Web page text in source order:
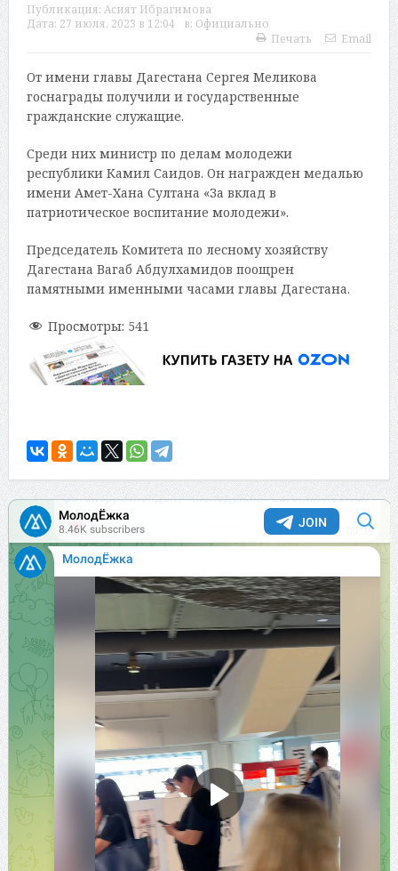
Публикация: Асият Ибрагимова
Дата: 27 июля, 2023 в 12:04 в: Официально
Печать
Email
От имени главы Дагестана Сергея Меликова
госнаграды получили и государственные
гражданские служащие.
Среди них министр по делам молодежи
республики Камил Саидов. Он награжден медалью
имени Амет-Хана Султана «За вклад в
патриотическое воспитание молодежи».
Председатель Комитета по лесному хозяйству
Дагестана Вагаб Абдулхамидов поощрен
памятными именными часами главы Дагестана.
Просмотры: 541